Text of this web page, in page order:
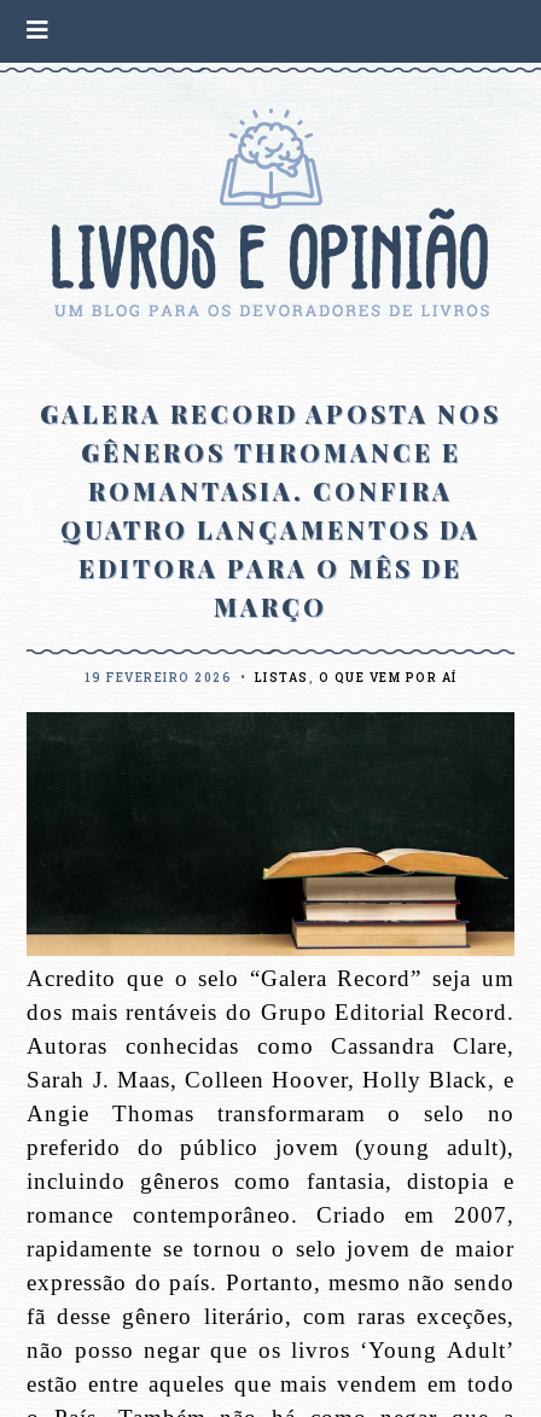
GALERA RECORD APOSTA NOS
GÊNEROS THROMANCE E
ROMANTASIA. CONFIRA
QUATRO LANÇAMENTOS DA
EDITORA PARA O MÊS DE
MARÇO
19 FEVEREIRO 2026 • LISTAS , O QUE VEM POR AÍ
Acredito que o selo “Galera Record” seja um
dos mais rentáveis do Grupo Editorial Record.
Autoras conhecidas como Cassandra Clare,
Sarah J. Maas, Colleen Hoover, Holly Black, e
Angie Thomas transformaram o selo no
preferido do público jovem (young adult),
incluindo gêneros como fantasia, distopia e
romance contemporâneo. Criado em 2007,
rapidamente se tornou o selo jovem de maior
expressão do país. Portanto, mesmo não sendo
fã desse gênero literário, com raras exceções,
não posso negar que os livros ‘Young Adult’
estão entre aqueles que mais vendem em todo